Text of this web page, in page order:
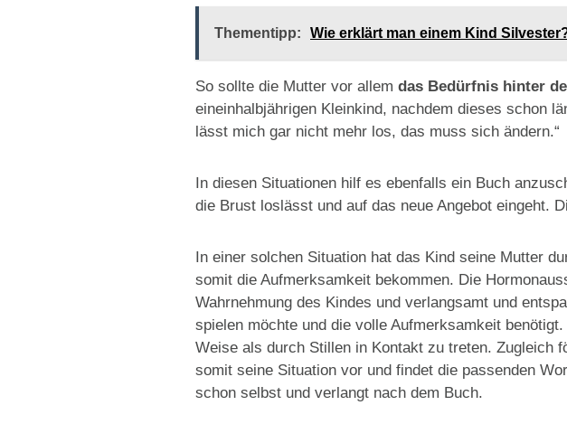
Thementipp: Wie erklärt man einem Kind
So sollte die Mutter vor allem das Bedürfnis hinter
eineinhalbjährigen Kleinkind, nachdem dieses schon
lässt mich gar nicht mehr los, das muss sich ändern.“
In diesen Situationen hilf es ebenfalls ein Buch
die Brust loslässt und auf das neue Angebot eingeht.
In einer solchen Situation hat das Kind seine Mutter
somit die Aufmerksamkeit bekommen. Die
Wahrnehmung des Kindes und verlangsamt und
spielen möchte und die volle Aufmerksamkeit
Weise als durch Stillen in Kontakt zu treten. Zugleich
somit seine Situation vor und findet die passenden
schon selbst und verlangt nach dem Buch.